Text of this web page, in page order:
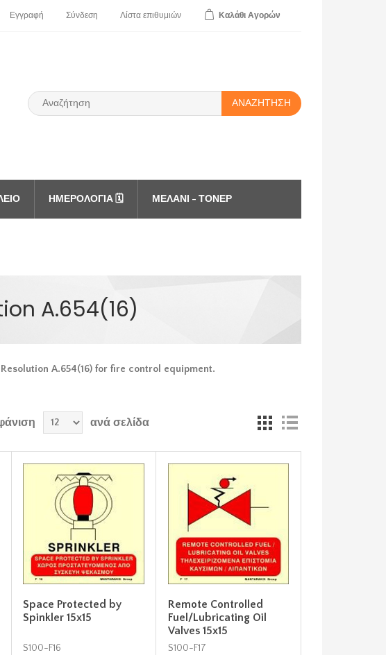
Εγγραφή Σύνδεση Λίστα επιθυμιών Καλάθι Αγορών
ΑΝΑΖΉΤΗΣΗ
ΗΜΕΡΟΛΌΓΙΑ 🗓️ ΜΕΛΆΝΙ - ΤΌΝΕΡ
A.654(16)
A.654(16) for fire control equipment.
ανά σελίδα
Space Protected by
Spinkler 15x15
S100-F16
Remote Controlled
Fuel/Lubricating Oil
Valves 15x15
S100-F17